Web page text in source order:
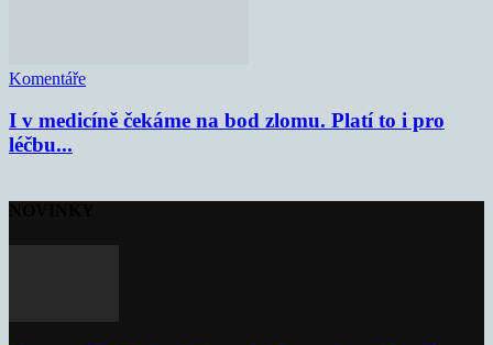
Komentáře
I v medicíně čekáme na bod zlomu. Platí to i pro
léčbu...